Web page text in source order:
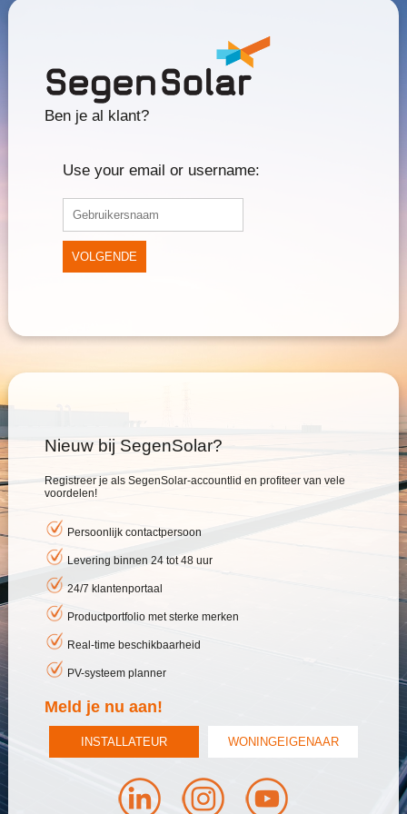
Ben je al klant?
Use your email or username:
VOLGENDE
Nieuw bij SegenSolar?
Registreer je als SegenSolar-accountlid en profiteer van vele
voordelen!
Persoonlijk contactpersoon
Levering binnen 24 tot 48 uur
24/7 klantenportaal
Productportfolio met sterke merken
Real-time beschikbaarheid
PV-systeem planner
Meld je nu aan!
INSTALLATEUR WONINGEIGENAAR